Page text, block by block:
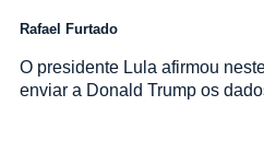
Rafael Furtado
O presidente Lula afirmou
enviar a Donald Trump os